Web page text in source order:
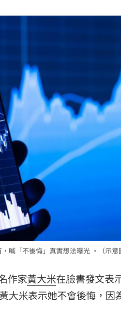
人續約
域出爐
無限可能
摩椅 爸爸「筋歡喜」 18:00
要注意 13:00
醒！ 11:00
齊聚 11:00
喊「不後悔」真實想法曝光 。（示意
作家黃大米在臉書發文表
大米表示她不會後悔，因